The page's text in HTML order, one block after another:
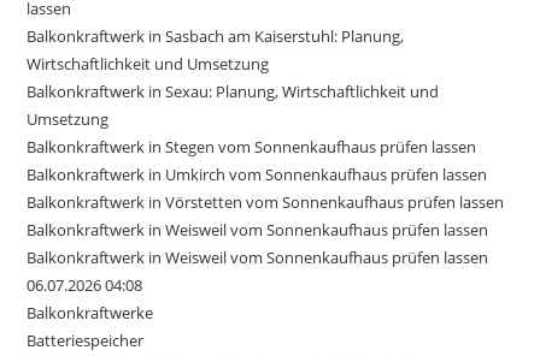
lassen
Balkonkraftwerk in Sasbach am Kaiserstuhl: Planung,
Wirtschaftlichkeit und Umsetzung
Balkonkraftwerk in Sexau: Planung, Wirtschaftlichkeit und
Umsetzung
Balkonkraftwerk in Stegen vom Sonnenkaufhaus prüfen lassen
Balkonkraftwerk in Umkirch vom Sonnenkaufhaus prüfen lassen
Balkonkraftwerk in Vörstetten vom Sonnenkaufhaus prüfen lassen
Balkonkraftwerk in Weisweil vom Sonnenkaufhaus prüfen lassen
Balkonkraftwerk in Weisweil vom Sonnenkaufhaus prüfen lassen
06.07.2026 04:08
Balkonkraftwerke
Batteriespeicher